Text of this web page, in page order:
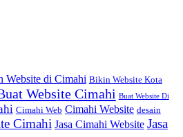
Website di Cimahi Bikin Website Kota
Website Cimahi Buat Website Di
Cimahi Web Cimahi Website desain
Cimahi Jasa Cimahi Website Jasa